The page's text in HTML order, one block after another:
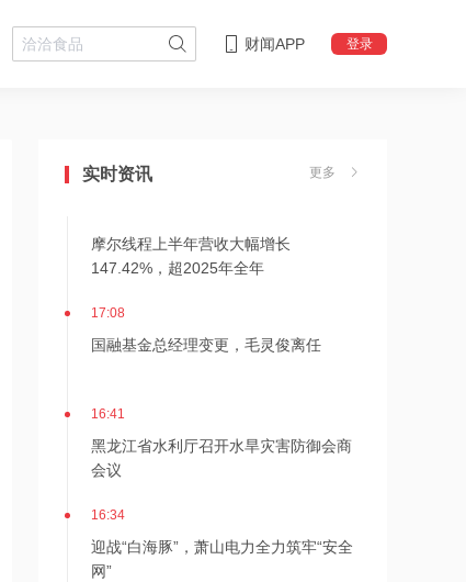
财闻APP 登录
实时资讯 更多
摩尔线程上半年营收大幅增长
147.42%，超2025年全年
国融基金总经理变更，毛灵俊离任
黑龙江省水利厅召开水旱灾害防御会商
会议
迎战“白海豚”，萧山电力全力筑牢“安全
网”